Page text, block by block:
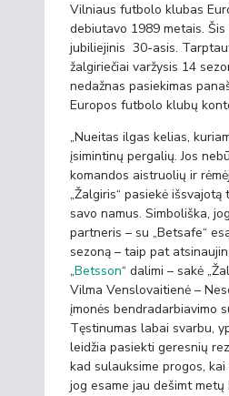
Vilniaus futbolo klubas
debiutavo 1989 metais.
jubiliejinis 30-asis.
žalgiriečiai varžysis 14
nedažnas pasiekimas
Europos futbolo klubų
„Nueitas ilgas kelias,
įsimintinų pergalių. Jos
komandos aistruolių ir
„Žalgiris“ pasiekė išsvajotą
savo namus. Simboliška,
partneris – su „Betsafe“
sezoną – taip pat
„Betsson“ dalimi – sakė
Vilma Venslovaitienė –
įmonės bendradarbiavimo
Tęstinumas labai svarbu,
leidžia pasiekti geresnių
kad sulauksime progos,
jog esame jau dešimt metų